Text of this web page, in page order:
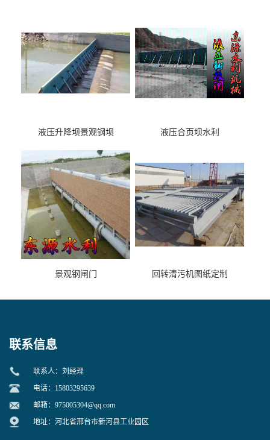
液压升降坝景观钢坝 液压合页坝水利
景观钢闸门 回转清污机图纸定制
联系信息
联系人：刘经理
电话：15803295639
邮箱： 975005304@qq.com
地址：河北省邢台市新河县工业园区